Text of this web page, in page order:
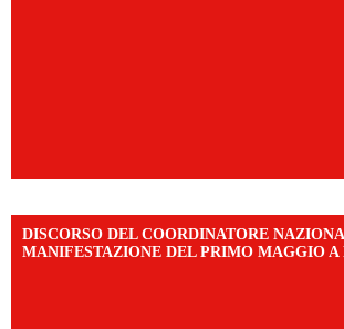
DISCORSO DEL COORDINATORE
MANIFESTAZIONE DEL PRIMO MAGGIO